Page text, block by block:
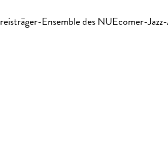
Ensemble des NUEcomer-